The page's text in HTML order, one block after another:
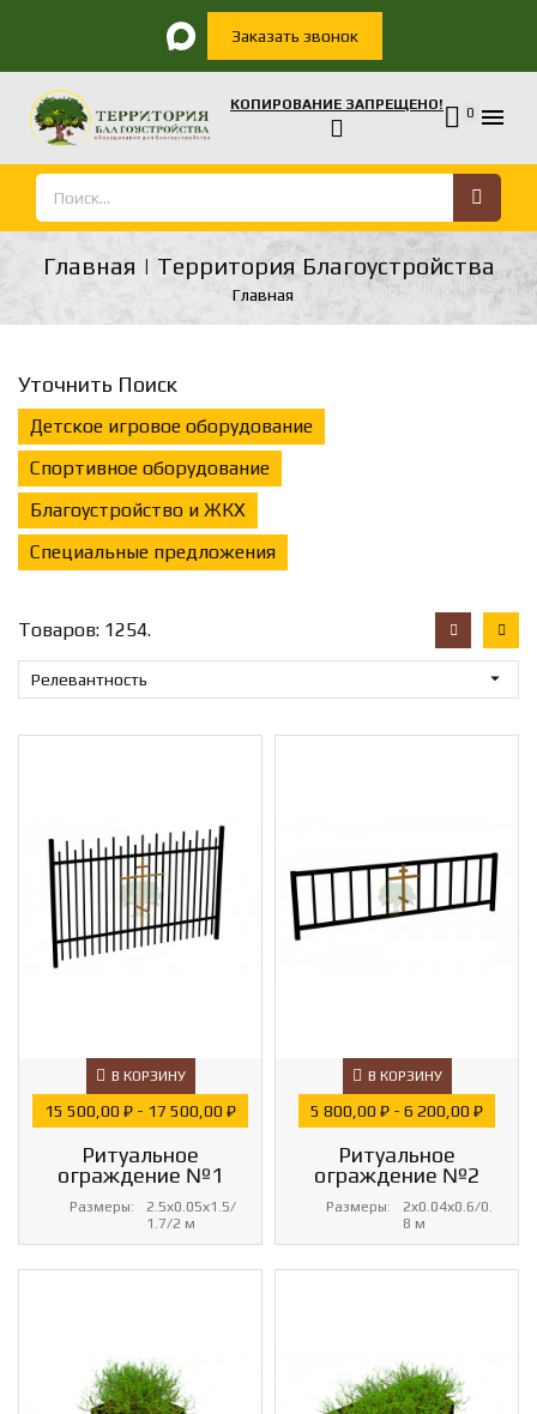
Заказать звонок
КОПИРОВАНИЕ ЗАПРЕЩЕНО! 0 
Главная | Территория Благоустройства
Главная
Уточнить Поиск
Детское игровое оборудование
Спортивное оборудование
Благоустройство и ЖКХ
Специальные предложения
Товаров: 1254.
Релевантность 
В КОРЗИНУ
Цена
15 500,00 ₽ - 17 500,00 ₽
Ритуальное
ограждение №1
Размеры:
2.5х0.05х1.5/
1.7/2 м
В КОРЗИНУ
Цена
5 800,00 ₽ - 6 200,00 ₽
Ритуальное
ограждение №2
Размеры:
2х0.04х0.6/0.
8 м